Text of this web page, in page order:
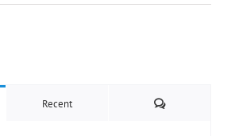
Recent Comments